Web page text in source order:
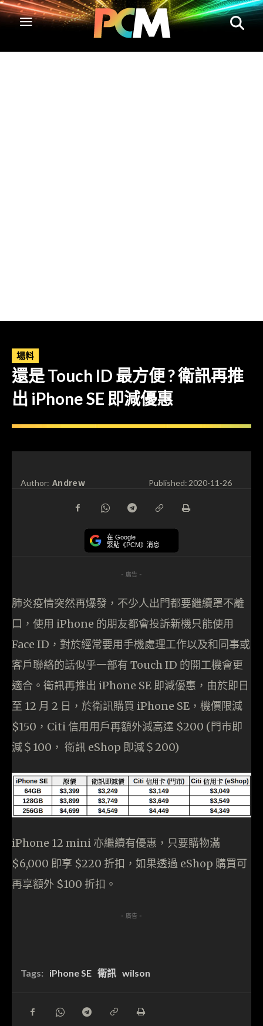
場料
還是 Touch ID 最方便 ? 衛訊再推
出 iPhone SE 即減優惠
Author: Andrew Published:2020-11-26
在 Google
緊貼《PCM》消息
- 廣告 -
肺炎疫情突然再爆發，不少人出門都要繼續罩不離
口，使用 iPhone 的朋友都會投訴新機只能使用
Face ID，對於經常要用手機處理工作以及和同事或
客戶聯絡的話似乎一部有 Touch ID 的開工機會更
適合。衛訊再推出 iPhone SE 即減優惠，由於即日
至 12 月 2 日，於衛訊購買 iPhone SE，機價限減
$150，Citi 信用用戶再額外減高達 $200 (門市即
減＄100， 衛訊 eShop 即減＄200)
iPhone 12 mini 亦繼續有優惠，只要購物滿
$6,000 即享 $220 折扣，如果透過 eShop 購買可
再享額外 $100 折扣。
- 廣告 -
Tags: iPhone SE 衛訊 wilson